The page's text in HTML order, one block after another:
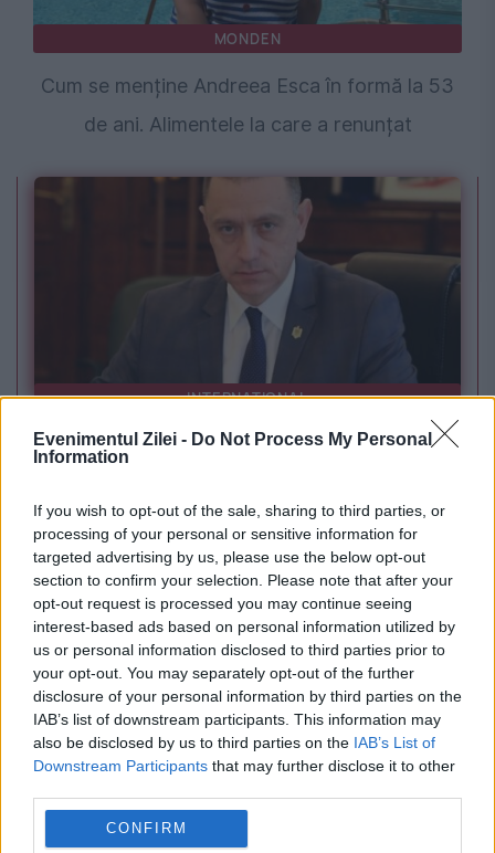
Evenimentul Zilei - Do Not Process My Personal
Information
If you wish to opt-out of the sale, sharing to third parties, or
processing of your personal or sensitive information for
targeted advertising by us, please use the below opt-out
section to confirm your selection. Please note that after your
opt-out request is processed you may continue seeing
interest-based ads based on personal information utilized by
us or personal information disclosed to third parties prior to
your opt-out. You may separately opt-out of the further
disclosure of your personal information by third parties on the
IAB’s list of downstream participants. This information may
also be disclosed by us to third parties on the IAB’s List of
Downstream Participants that may further disclose it to other
CONFIRM
MONDEN
Cum se menține Andreea Esca în formă la 53
de ani. Alimentele la care a renunțat
INTERNATIONAL
Mihai Fifor pune România față în față cu noua
pauză de la a conta
MONDEN
România revine la Eurovision și în 2027. TVR a